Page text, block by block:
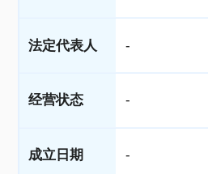
法定代表人 -
经营状态 -
成立日期 -